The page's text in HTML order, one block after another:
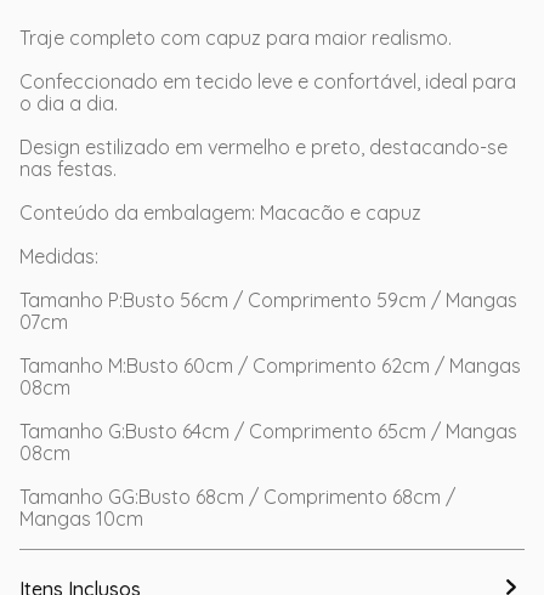
Traje completo com capuz para maior realismo.
Confeccionado em tecido leve e confortável, ideal para
o dia a dia.
Design estilizado em vermelho e preto, destacando-se
nas festas.
Conteúdo da embalagem: Macacão e capuz
Medidas:
Tamanho P:Busto 56cm / Comprimento 59cm / Mangas
07cm
Tamanho M:Busto 60cm / Comprimento 62cm / Mangas
08cm
Tamanho G:Busto 64cm / Comprimento 65cm / Mangas
08cm
Tamanho GG:Busto 68cm / Comprimento 68cm /
Mangas 10cm
Itens Inclusos